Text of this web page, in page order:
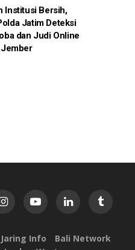
Institusi Bersih,
Jatim Deteksi
dan Judi Online
Jaring Info
Bali Network